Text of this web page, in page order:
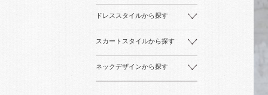
ドレススタイルから探す
スカートスタイルから探す
ネックデザインから探す